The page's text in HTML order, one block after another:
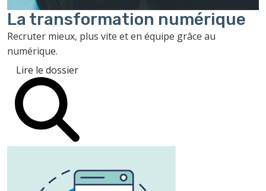
La transformation numérique
Recruter mieux, plus vite et en équipe grâce au
numérique.
Lire le dossier